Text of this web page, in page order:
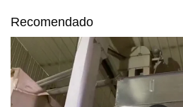
Recomendado